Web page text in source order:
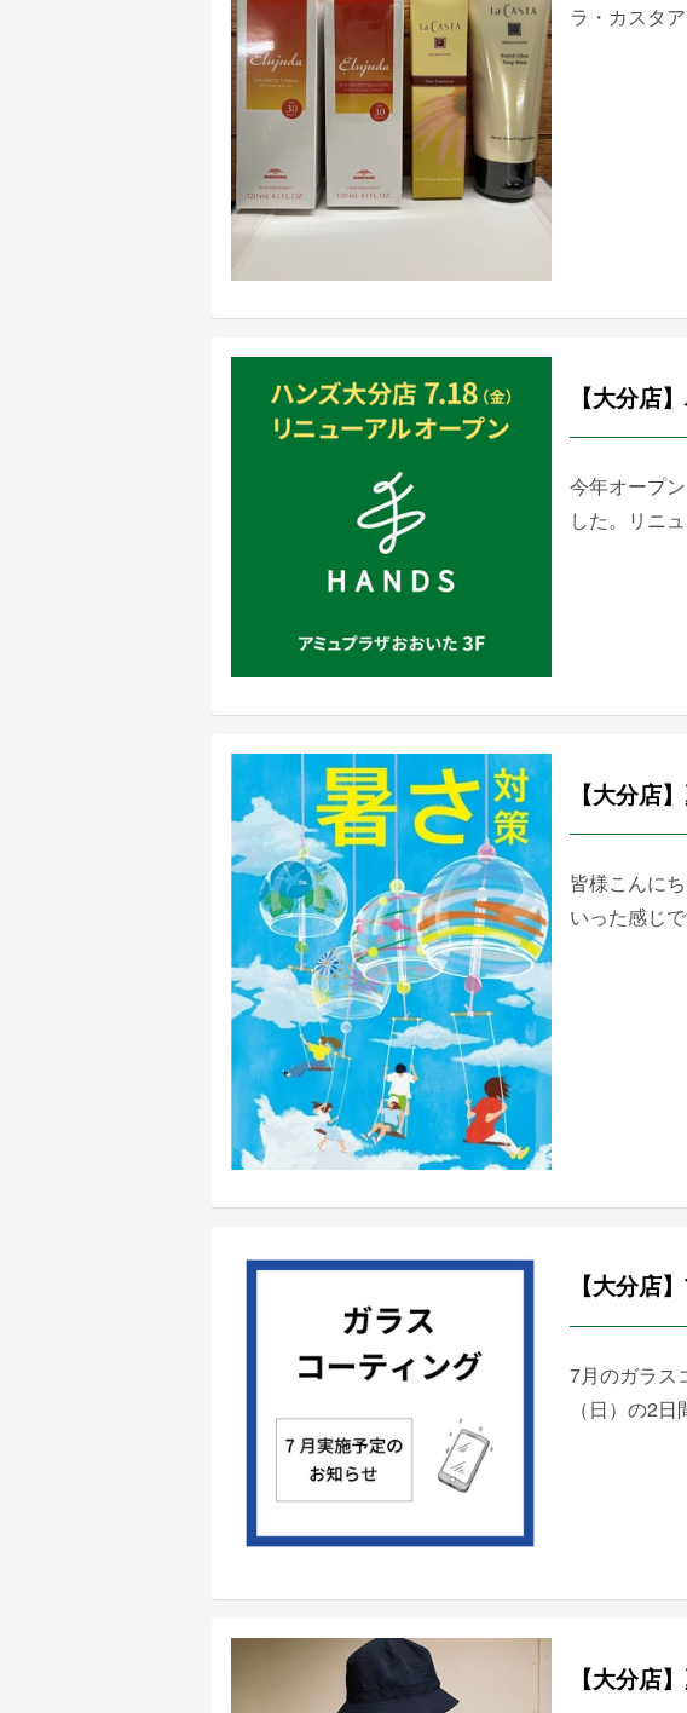
ラ・カスタ
【大分店
今年オープ
した。リニ
【大分店
皆様こんに
いった感じ
【大分店
7月のガラス
（日）の2
【大分店